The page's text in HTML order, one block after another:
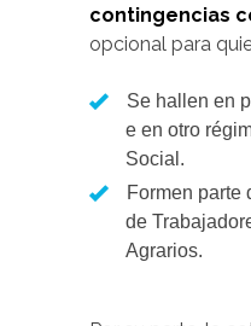
contingencias
opcional para
Se hallen en
e en otro
Social.
Formen parte
de
Agrarios.